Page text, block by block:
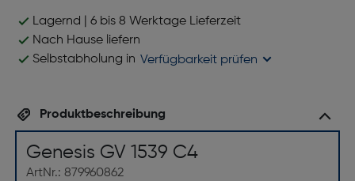
Lagernd | 6 bis 8 Werktage Lieferzeit
Nach Hause liefern
Selbstabholung in Verfügbarkeit prüfen
Produktbeschreibung
Genesis GV 1539 C4
ArtNr.: 879960862